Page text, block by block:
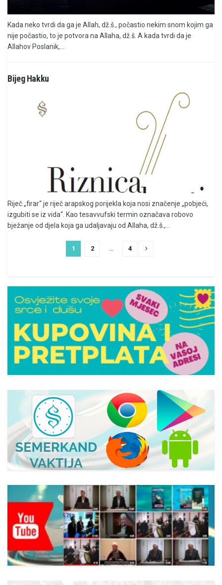
Kada neko tvrdi da ga je Allah, dž.š., počastio nekim snom kojim ga
nije počastio, to je potvora na Allaha, dž.š. A kada tvrdi da je
Allahov Poslanik,...
Bijeg Hakku
Riječ „firar“ je riječ arapskog porijekla koja nosi značenje „pobjeći,
izgubiti se iz vida“. Kao tesavvufski termin označava robovo
bježanje od djela koja ga udaljavaju od Allaha, dž.š.,...
1 2 … 4